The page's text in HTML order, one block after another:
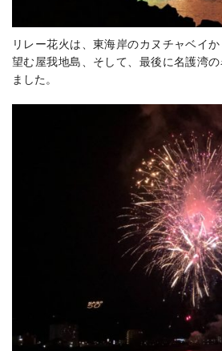
リレー花火は、東海岸のカヌチャベイ
望む屋我地島、そして、最後に名護湾
ました。